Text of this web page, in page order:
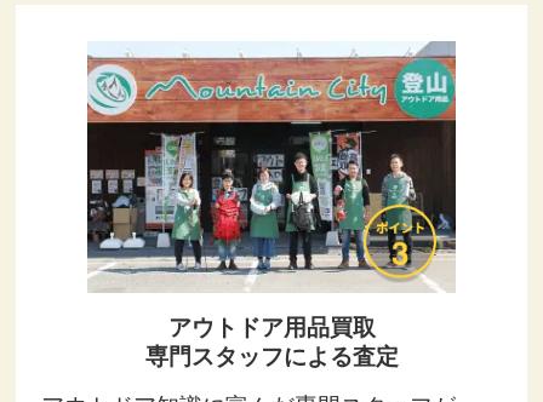
アウトドア用品買取
専門スタッフによる査定